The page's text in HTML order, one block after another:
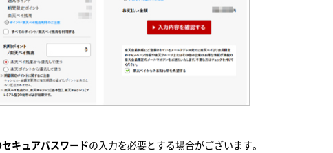
キュアパスワードの入力を必要とする場合がございます。